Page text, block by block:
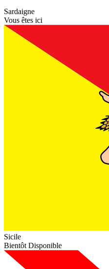
Sardaigne
Vous êtes ici
Sicile
Bientôt Disponible